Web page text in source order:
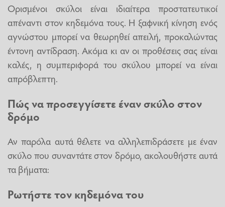
Ορισμένοι σκύλοι είναι ιδιαίτερα προστατευτικοί
απέναντι στον κηδεμόνα τους. Η ξαφνική κίνηση ενός
αγνώστου μπορεί να θεωρηθεί απειλή, προκαλώντας
έντονη αντίδραση. Ακόμα κι αν οι προθέσεις σας είναι
καλές, η συμπεριφορά του σκύλου μπορεί να είναι
απρόβλεπτη.
Πώς να προσεγγίσετε έναν σκύλο στον
δρόμο
Αν παρόλα αυτά θέλετε να αλληλεπιδράσετε με έναν
σκύλο που συναντάτε στον δρόμο, ακολουθήστε αυτά
τα βήματα:
Ρωτήστε τον κηδεμόνα του